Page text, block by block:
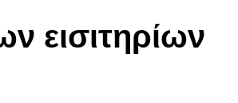
εισιτηρίων